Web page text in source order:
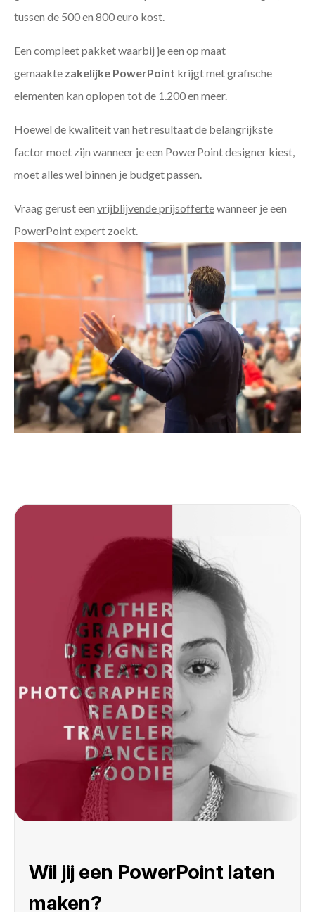
tussen de 500 en 800 euro kost.
Een compleet pakket waarbij je een op maat
gemaakte zakelijke PowerPoint krijgt met grafische
elementen kan oplopen tot de 1.200 en meer.
Hoewel de kwaliteit van het resultaat de belangrijkste
factor moet zijn wanneer je een PowerPoint designer kiest,
moet alles wel binnen je budget passen.
Vraag gerust een vrijblijvende prijsoffertewanneer je een
PowerPoint expert zoekt.
Wil jij een PowerPoint laten
maken?